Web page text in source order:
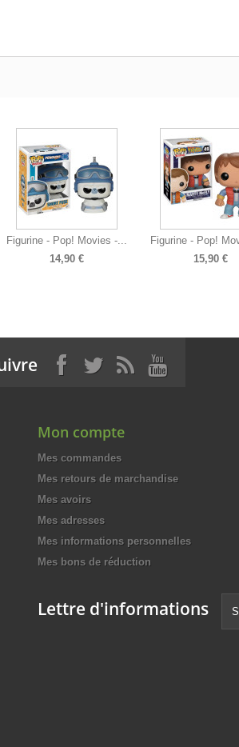
Figurine - Pop! Movies -...
14,90 €
Figurine - Pop!
15,90 €
Mon compte
Mes commandes
Mes retours de marchandise
Mes avoirs
Mes adresses
Mes informations personnelles
Mes bons de réduction
Lettre d'informations